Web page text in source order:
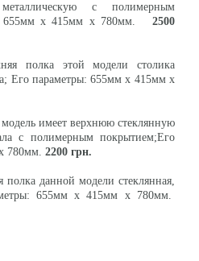
с полимерным
655мм х 415мм х 780мм. 2500
полка этой модели столика
Его параметры: 655мм х 415мм х
имеет верхнюю стеклянную
с полимерным покрытием;Его
780мм. 2200 грн.
полка данной модели стеклянная,
655мм х 415мм х 780мм.